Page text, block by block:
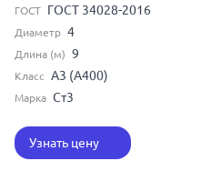
ГОСТ ГОСТ 34028-2016
Диаметр 4
Длина (м) 9
Класс А3 (А400)
Марка Ст3
Узнать цену